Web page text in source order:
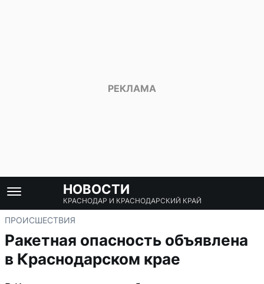
НОВОСТИ
КРАСНОДАР И КРАСНОДАРСКИЙ КРАЙ
ПРОИСШЕСТВИЯ
Ракетная опасность объявлена
в Краснодарском крае